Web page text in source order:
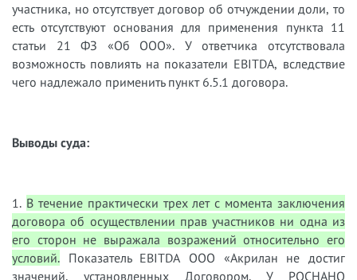
участника, но отсутствует договор об отчуждении доли, то
есть отсутствуют основания для применения пункта 11
статьи 21 ФЗ «Об ООО». У ответчика отсутствовала
возможность повлиять на показатели EBITDA, вследствие
чего надлежало применить пункт 6.5.1 договора.
Выводы суда:
1. В течение практически трех лет с момента заключения
договора об осуществлении прав участников ни одна из
его сторон не выражала возражений относительно его
условий. Показатель EBITDA ООО «Акрилан не достиг
значений, установленных Договором. У РОСНАНО